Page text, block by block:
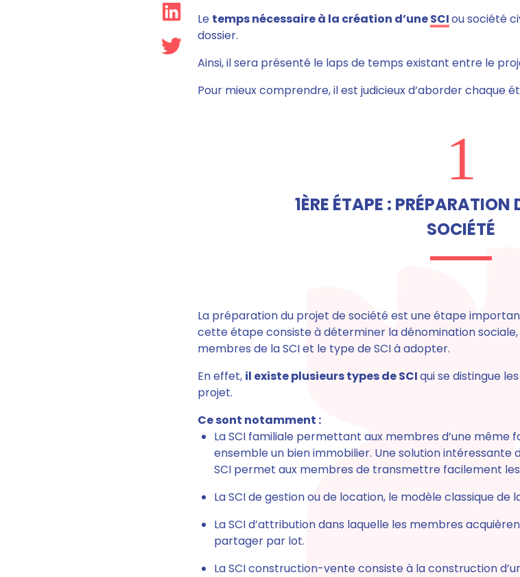
Le temps nécessaire à la création d’uneSCIou société
dossier.
Ainsi, il sera présenté le laps de temps existant entre le
Pour mieux comprendre, il est judicieux d’aborder chaque
1
1ÈRE ÉTAPE : PRÉPARATION
SOCIÉTÉ
La préparation du projet de société est une étape
cette étape consiste à déterminer la dénomination sociale,
membres de la SCI et le type de SCI à adopter.
En effet, il existe plusieurs types de SCIqui se distingue
projet.
Ce sont notamment :
La SCI familiale permettant aux membres d’une même
ensemble un bien immobilier. Une solution
SCI permet aux membres de transmettre facilement
La SCI de gestion ou de location, le modèle classique de
La SCI d’attributiondans laquelle les membres
partager par lot.
La SCI construction-venteconsiste à la construction